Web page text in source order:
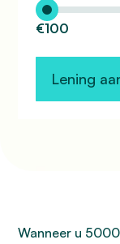
€100
Lening
Wanneer u